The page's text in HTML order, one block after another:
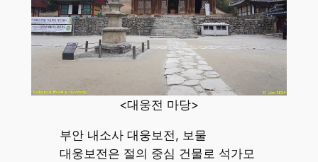
<대웅전 마당>
부안 내소사 대웅보전, 보물
대웅보전은 절의 중심 건물로 석가모